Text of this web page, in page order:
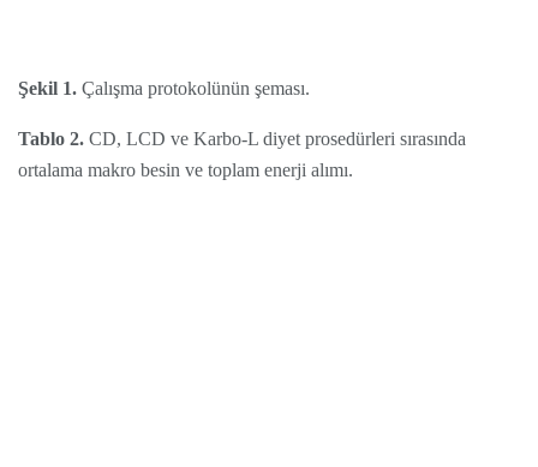
Şekil 1. Çalışma protokolünün şeması.
Tablo 2. CD, LCD ve Karbo-L diyet prosedürleri sırasında
ortalama makro besin ve toplam enerji alımı.